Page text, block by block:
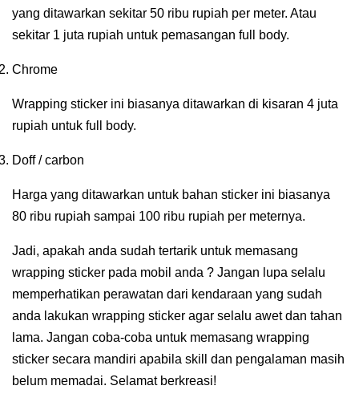
yang ditawarkan sekitar 50 ribu rupiah per meter. Atau
sekitar 1 juta rupiah untuk pemasangan full body.
Chrome
Wrapping sticker ini biasanya ditawarkan di kisaran 4 juta
rupiah untuk full body.
Doff / carbon
Harga yang ditawarkan untuk bahan sticker ini biasanya
80 ribu rupiah sampai 100 ribu rupiah per meternya.
Jadi, apakah anda sudah tertarik untuk memasang
wrapping sticker pada mobil anda ? Jangan lupa selalu
memperhatikan perawatan dari kendaraan yang sudah
anda lakukan wrapping sticker agar selalu awet dan tahan
lama. Jangan coba-coba untuk memasang wrapping
sticker secara mandiri apabila skill dan pengalaman masih
belum memadai. Selamat berkreasi!